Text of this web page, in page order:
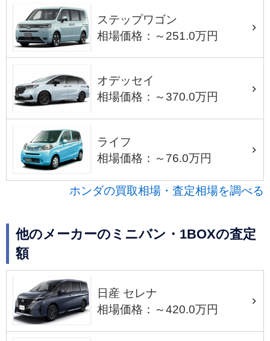
ステップワゴン
相場価格：～251.0万円
オデッセイ
相場価格：～370.0万円
ライフ
相場価格：～76.0万円
ホンダの買取相場・査定相場を調べる
他のメーカーのミニバン・1BOXの査定
額
日産 セレナ
相場価格：～420.0万円